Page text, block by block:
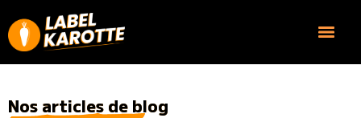
Nos articles de blog